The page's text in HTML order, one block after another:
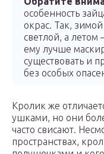
особенность
окрас. Так,
светлой, а
ему лучше
существовать и
без особых
Кролик же
ушками, но они
часто свисают.
пространствах,